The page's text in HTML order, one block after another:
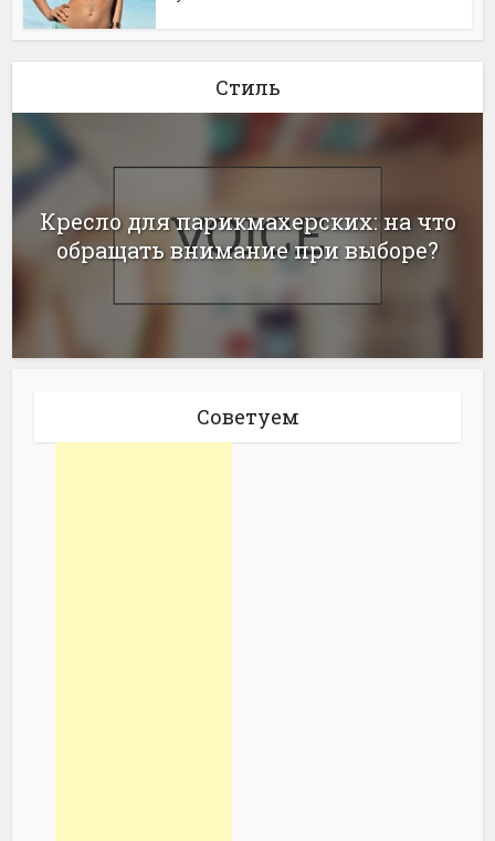
Стиль
Кресло для парикмахерских: на что
обращать внимание при выборе?
Советуем